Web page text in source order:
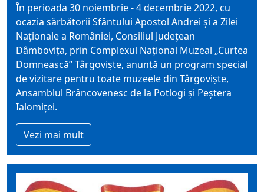
În perioada 30 noiembrie - 4 decembrie 2022, cu
ocazia sărbătorii Sfântului Apostol Andrei şi a Zilei
Naționale a României, Consiliul Județean
Dâmbovița, prin Complexul Național Muzeal „Curtea
Domnească” Târgoviște, anunță un program special
de vizitare pentru toate muzeele din Târgoviște,
Ansamblul Brâncovenesc de la Potlogi şi Peştera
Ialomiţei.
Vezi mai mult